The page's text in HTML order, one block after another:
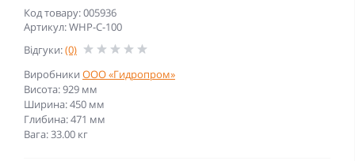
Код товару: 005936
Артикул: WHP-C-100
Відгуки:(0)
Виробники ООО «Гидропром»
Висота: 929 мм
Ширина: 450 мм
Глибина: 471 мм
Вага: 33.00 кг